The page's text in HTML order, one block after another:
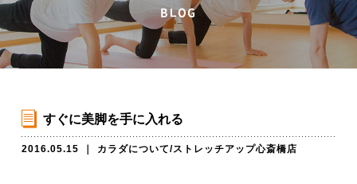
BLOG
すぐに美脚を手に入れる
2016.05.15 カラダについて/ストレッチアップ心斎橋店